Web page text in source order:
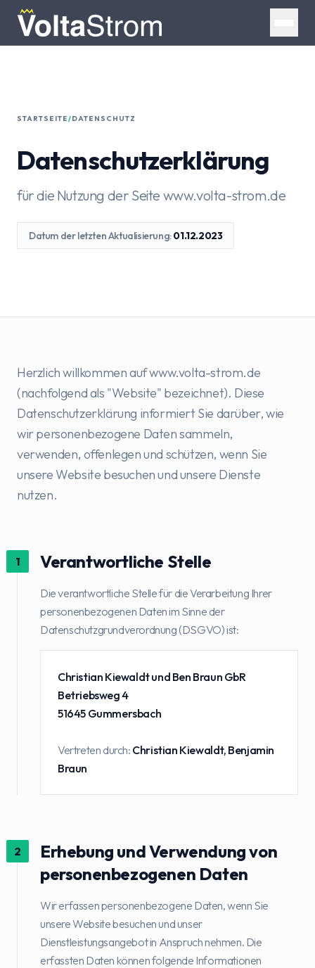
STARTSEITE/DATENSCHUTZ
Datenschutzerklärung
für die Nutzung der Seite www.volta-strom.de
Datum der letzten Aktualisierung:01.12.2023
Herzlich willkommen auf www.volta-strom.de
(nachfolgend als "Website" bezeichnet). Diese
Datenschutzerklärung informiert Sie darüber, wie
wir personenbezogene Daten sammeln,
verwenden, offenlegen und schützen, wenn Sie
unsere Website besuchen und unsere Dienste
nutzen.
1 Verantwortliche Stelle
Die verantwortliche Stelle für die Verarbeitung Ihrer
personenbezogenen Daten im Sinne der
Datenschutzgrundverordnung (DSGVO) ist:
Christian Kiewaldt und Ben Braun GbR
Betriebsweg 4
51645 Gummersbach
Vertreten durch: Christian Kiewaldt, Benjamin
Braun
2
Erhebung und Verwendung von
personenbezogenen Daten
Wir erfassen personenbezogene Daten, wenn Sie
unsere Website besuchen und unser
Dienstleistungsangebot in Anspruch nehmen. Die
erfassten Daten können folgende Informationen